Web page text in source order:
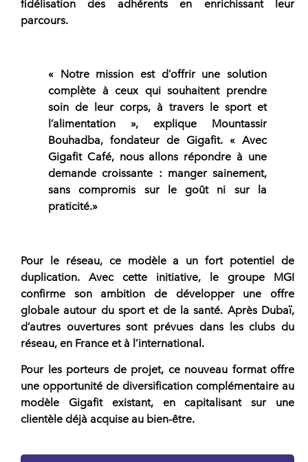
fidélisation des adhérentsen enrichissant leur
parcours.
« Notre mission est d’offrir une solution
complète à ceux qui souhaitent prendre
soin de leur corps, à travers le sport et
l’alimentation », explique Mountassir
Bouhadba, fondateur de Gigafit. « Avec
Gigafit Café, nous allons répondre à une
demande croissante : manger sainement,
sans compromis sur le goût ni sur la
praticité.»
Pour le réseau, ce modèle a un fort potentiel de
duplication. Avec cette initiative, le groupe MGI
confirme son ambition de développer une offre
globale autour du sport et de la santé. Après Dubaï,
d’autres ouvertures sont prévues dans les clubs du
réseau, en France et à l’international.
Pour les porteurs de projet, ce nouveau format offre
une opportunité de diversification complémentaire au
modèle Gigafitexistant, en capitalisant sur une
clientèle déjà acquise au bien-être.